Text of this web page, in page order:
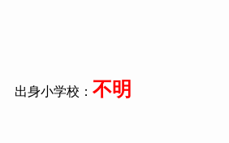
出身小学校： 不明